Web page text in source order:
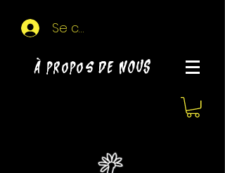
Se connecter
À propos de NOUS